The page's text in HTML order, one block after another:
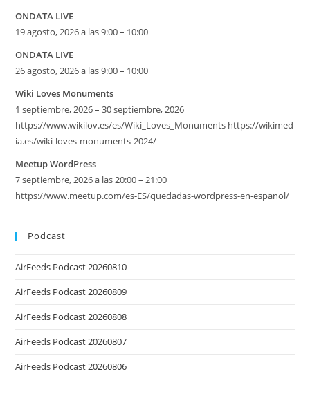
ONDATA LIVE
19 agosto, 2026 a las 9:00 – 10:00
ONDATA LIVE
26 agosto, 2026 a las 9:00 – 10:00
Wiki Loves Monuments
1 septiembre, 2026 – 30 septiembre, 2026
https://www.wikilov.es/es/Wiki_Loves_Monuments https://wikimed
ia.es/wiki-loves-monuments-2024/
Meetup WordPress
7 septiembre, 2026 a las 20:00 – 21:00
https://www.meetup.com/es-ES/quedadas-wordpress-en-espanol/
Podcast
AirFeeds Podcast 20260810
AirFeeds Podcast 20260809
AirFeeds Podcast 20260808
AirFeeds Podcast 20260807
AirFeeds Podcast 20260806